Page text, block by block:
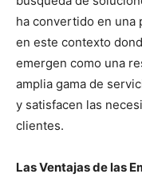
ha convertido en una
en este contexto
emergen como una
amplia gama de
y satisfacen las
clientes.
Las Ventajas de las